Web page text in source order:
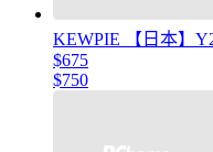
KEWPIE 【日本】
$675
$750